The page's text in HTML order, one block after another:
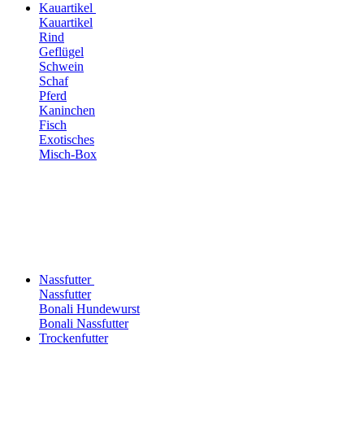
Kauartikel
Kauartikel
Rind
Geflügel
Schwein
Schaf
Pferd
Kaninchen
Fisch
Exotisches
Misch-Box
Nassfutter
Nassfutter
Bonali Hundewurst
Bonali Nassfutter
Trockenfutter